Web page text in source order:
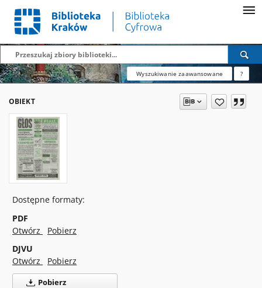
Wyszukiwanie zaawansowane ?
OBIEKT
Dostępne formaty:
PDF
Otwórz
Pobierz
DJVU
Otwórz
Pobierz
Pobierz